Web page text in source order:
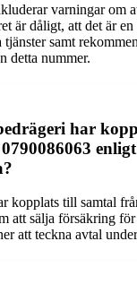
varningar om
är dåligt, att det är
samt
detta nummer.
har
kopplats till samtal
att sälja försäkring
att teckna avtal